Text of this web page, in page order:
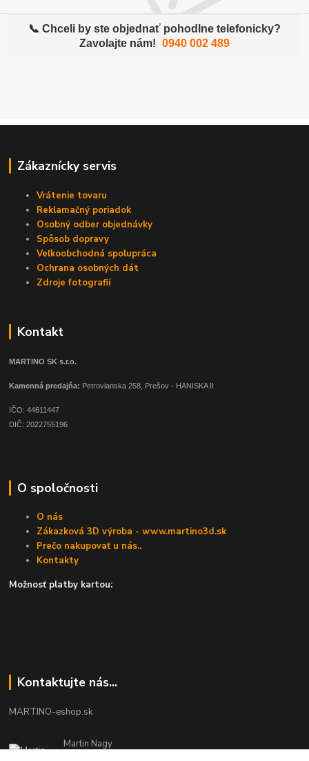
📞 Chceli by ste objednať pohodlne telefonicky?
Zavolajte nám! 0940 002 489
Zákaznícky servis
Vrátenie tovaru
Reklamačný poriadok
Osobný odber objednávky
Spôsob dopravy
Veľkoobchodná spolupráca
Ochrana osobných dát
Zdroje fotografií
Kontakt
MARTINO SK s.r.o.
Kamenná predajňa: Petrovianska 258, Prešov - HANISKA II
IČO: 44611447
DIČ: 2022755196
O spoločnosti
O nás
Zákazková 3D výroba - www.martino3d.sk
Prečo nakupovať u nás..
Kontakty
Možnosť platby kartou:
Kontaktujte nás...
MARTINO-eshop.sk
Martin Nagy